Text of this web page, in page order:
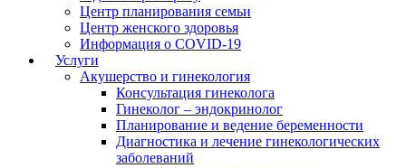
Центр планирования семьи
Центр женского здоровья
Информация о COVID-19
Услуги
Акушерство и гинекология
Консультация гинеколога
Гинеколог – эндокринолог
Планирование и ведение беременности
Диагностика и лечение гинекологических
заболеваний